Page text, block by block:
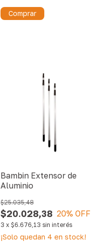
Comprar
Bambin Extensor de
Aluminio
$20.028,38
$25.035,48
20% OFF
3 x $6.676,13 sin interés
¡Solo quedan 4 en stock!